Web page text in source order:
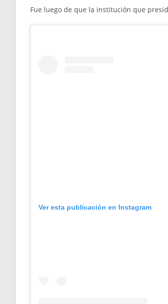
Fue luego de que la institución que
Ver esta publicación en Instagram